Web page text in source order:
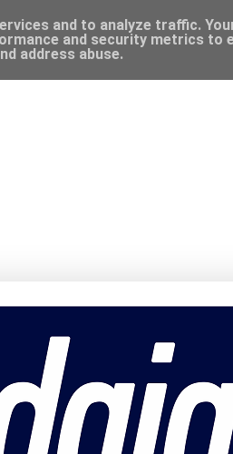
and to analyze traffic.
and security metrics to
address abuse.